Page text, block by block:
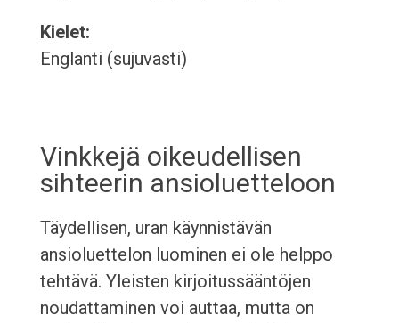
Kielet:
Englanti (sujuvasti)
Vinkkejä oikeudellisen
sihteerin ansioluetteloon
Täydellisen, uran käynnistävän
ansioluettelon luominen ei ole helppo
tehtävä. Yleisten kirjoitussääntöjen
noudattaminen voi auttaa, mutta on